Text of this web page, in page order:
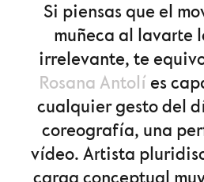
Si piensas que el
muñeca al lavarte
irrelevante, te
Rosana Antolí es
cualquier gesto del
coreografía, una
vídeo. Artista